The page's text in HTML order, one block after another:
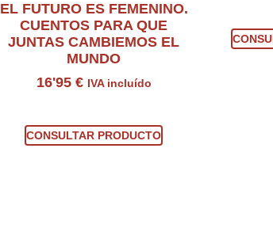
EL FUTURO ES FEMENINO.
CUENTOS PARA QUE
JUNTAS CAMBIEMOS EL
MUNDO
16'95 € IVA incluído
CONSULTAR PRODUCTO